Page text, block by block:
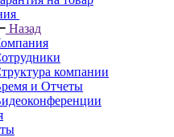
Назад
компании
и Отчеты